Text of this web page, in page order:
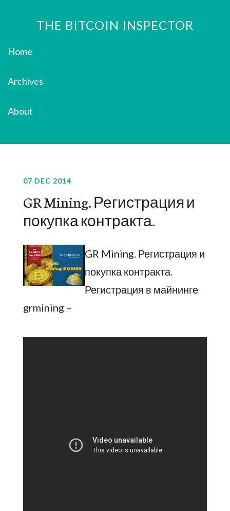
THE BITCOIN INSPECTOR
Home
Archives
About
07 DEC 2014
GR Mining. Регистрация и
покупка контракта.
GR Mining. Регистрация и
покупка контракта.
Регистрация в майнинге
grmining –